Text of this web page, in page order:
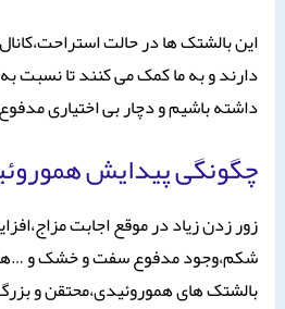
این بالشتک ها در حالت
دارند و به ما کمک می کنند تا نسبت
داشته باشیم و دچار بی اختیاری
چگونگی پیدایش
زور زدن زیاد در موقع اجابت
شکم،وجود مدفوع سفت و خشک و
بالشتک های هموروئیدی،محتقن و